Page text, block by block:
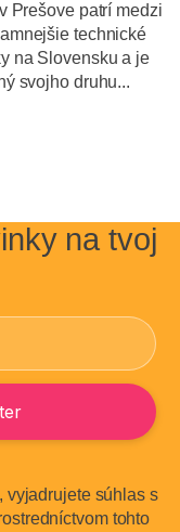
Prešove patrí medzi
technické
na Slovensku a je
svojho druhu...
na tvoj
vyjadrujete súhlas s
tohto